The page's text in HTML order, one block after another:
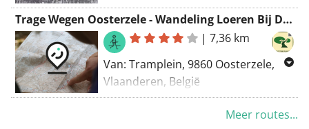
Aelmoeseneiebos
Georganiseerd door Seizoenscafé,
Natuurpunt Oosterzele & Trage
Wegen Oosterzele
19 maart 2023
Trage Wegen Oosterzele - Wandeling Loeren Bij De Buren Bottelare - 2017_05_21
|7,36 km
Van: Tramplein, 9860 Oosterzele,
Vlaanderen, België
Naar: Tramplein, 9860 Oosterzele,
Meer routes...